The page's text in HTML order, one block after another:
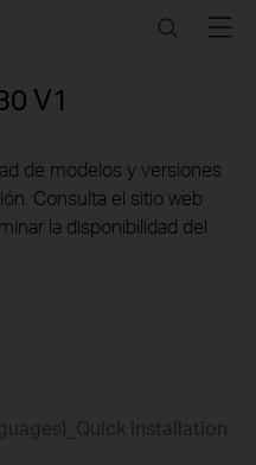
SearchMenu
V1
de modelos y versiones
Consulta el sitio web
la disponibilidad del
Installation